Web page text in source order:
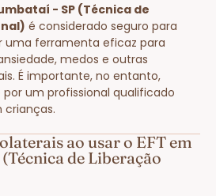
- SP (Técnica de
é considerado seguro para
uma ferramenta eficaz para
medos e outras
É importante, no entanto,
um profissional qualificado
crianças.
ao usar o EFT em
de Liberação